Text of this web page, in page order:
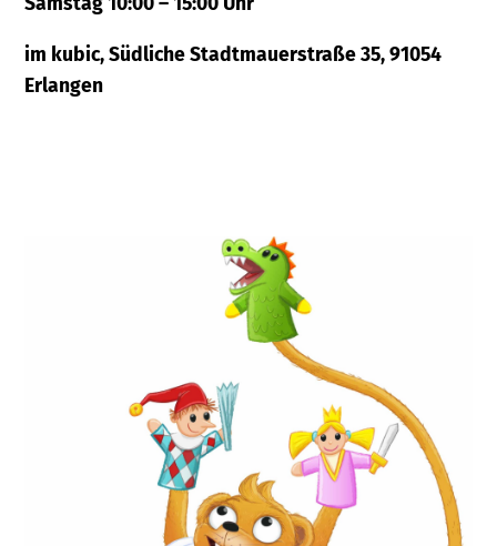
im kubic, Südliche Stadtmauerstraße 35, 91054
Erlangen